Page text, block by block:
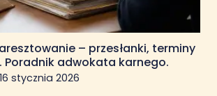
– przesłanki, terminy
Poradnik adwokata karnego.
16 stycznia 2026